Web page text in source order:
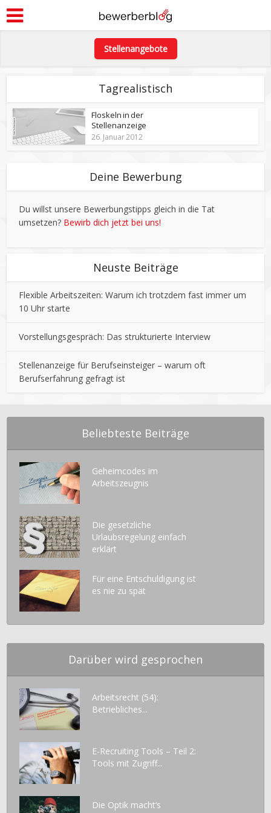
Stellenangebote
Tagrealistisch
Floskeln in der
Stellenanzeige
26. Januar 2012
Deine Bewerbung
Du willst unsere Bewerbungstipps gleich in die Tat
umsetzen? Bewirb dich jetzt bei uns!
Neuste Beiträge
Flexible Arbeitszeiten: Warum ich trotzdem fast immer um
10 Uhr starte
Vorstellungsgespräch: Das strukturierte Interview
Stellenanzeige für Berufseinsteiger – warum oft
Berufserfahrung gefragt ist
Beliebteste Beiträge
Geheimcodes im
Arbeitszeugnis
Die gesetzliche
Urlaubsregelung einfach
erklärt
Für eine Entschuldigung ist
es nie zu spät
Darüber wird gesprochen
Arbeitsrecht (54):
Betriebliches...
E-Recruiting Tools – Teil 2:
Tools mit Zugriff...
Die Optik macht‘s